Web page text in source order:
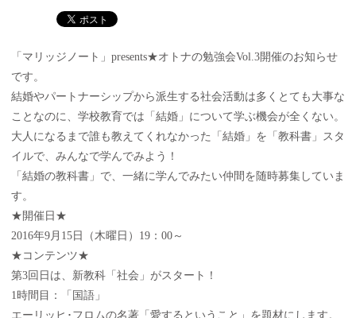
「マリッジノート」presents★オトナの勉強会Vol.3開催のお知らせ
です。
結婚やパートナーシップから派生する社会活動は多くとても大事な
ことなのに、学校教育では「結婚」について学ぶ機会が全くない。
大人になるまで誰も教えてくれなかった「結婚」を「教科書」スタ
イルで、みんなで学んでみよう！
「結婚の教科書」で、一緒に学んでみたい仲間を随時募集していま
す。
★開催日★
2016年9月15日（木曜日）19：00～
★コンテンツ★
第3回日は、新教科「社会」がスタート！
1時間目：「国語」
エーリッヒ･フロムの名著「愛するということ」を題材にします。